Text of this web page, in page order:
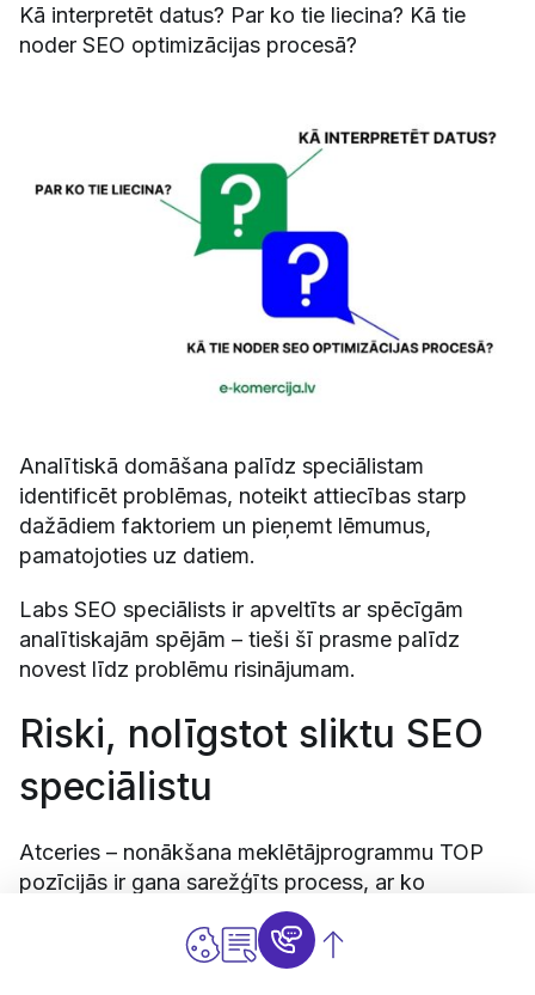
Kā interpretēt datus? Par ko tie liecina? Kā tie
noder SEO optimizācijas procesā?
Analītiskā domāšana palīdz speciālistam
identificēt problēmas, noteikt attiecības starp
dažādiem faktoriem un pieņemt lēmumus,
pamatojoties uz datiem.
Labs SEO speciālists ir apveltīts ar spēcīgām
analītiskajām spējām – tieši šī prasme palīdz
novest līdz problēmu risinājumam.
Riski, nolīgstot sliktu SEO
speciālistu
Atceries – nonākšana meklētājprogrammu TOP
pozīcijās ir gana sarežģīts process, ar ko
nepieredzējis SEO jomas speciālists var netikt